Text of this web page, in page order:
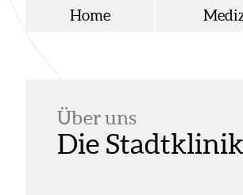
Home
Über uns
Die